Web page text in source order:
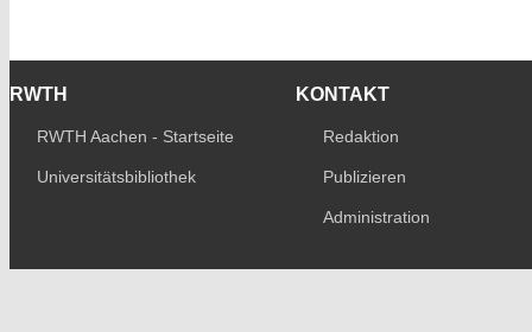
RWTH
RWTH Aachen - Startseite
Universitätsbibliothek
KONTAKT
Redaktion
Publizieren
Administration